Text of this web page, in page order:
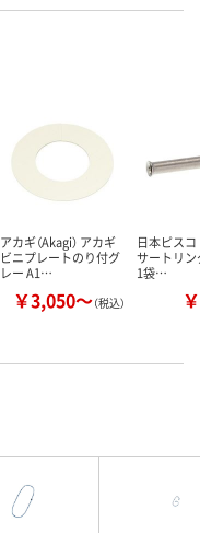
アカギ（Akagi） アカギ
ビニプレートのり付グ
レー A1…
￥3,050～（税込）
日本ピスコ
サートリン
1袋…